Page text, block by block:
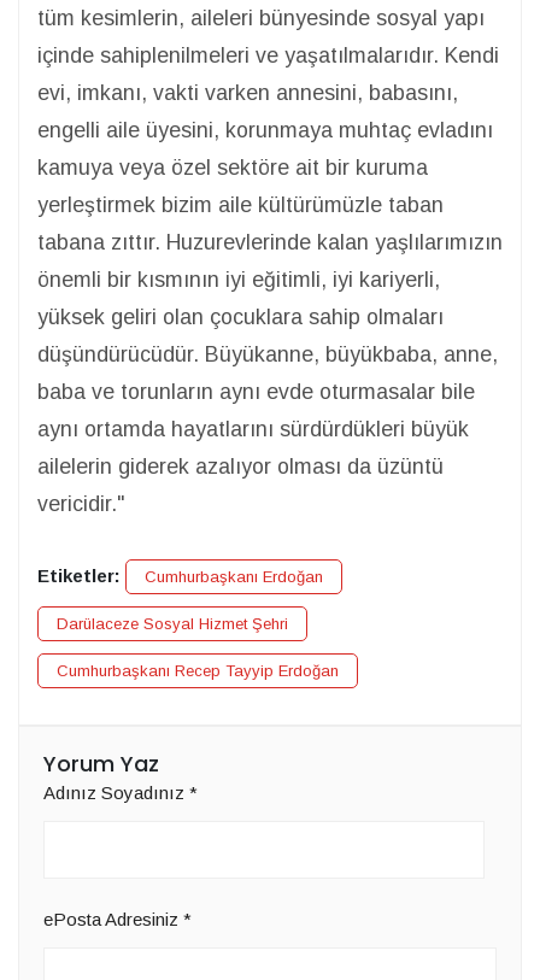
tüm kesimlerin, aileleri bünyesinde sosyal yapı
içinde sahiplenilmeleri ve yaşatılmalarıdır. Kendi
evi, imkanı, vakti varken annesini, babasını,
engelli aile üyesini, korunmaya muhtaç evladını
kamuya veya özel sektöre ait bir kuruma
yerleştirmek bizim aile kültürümüzle taban
tabana zıttır. Huzurevlerinde kalan yaşlılarımızın
önemli bir kısmının iyi eğitimli, iyi kariyerli,
yüksek geliri olan çocuklara sahip olmaları
düşündürücüdür. Büyükanne, büyükbaba, anne,
baba ve torunların aynı evde oturmasalar bile
aynı ortamda hayatlarını sürdürdükleri büyük
ailelerin giderek azalıyor olması da üzüntü
vericidir."
Etiketler: Cumhurbaşkanı Erdoğan
Darülaceze Sosyal Hizmet Şehri
Cumhurbaşkanı Recep Tayyip Erdoğan
Yorum Yaz
Adınız Soyadınız *
ePosta Adresiniz *